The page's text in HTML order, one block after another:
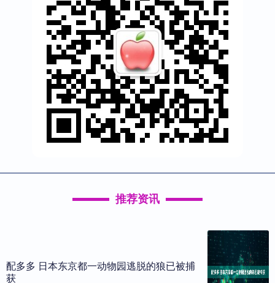
推荐资讯
配多多 日本东京都一动物园逃脱的狼已被捕
获